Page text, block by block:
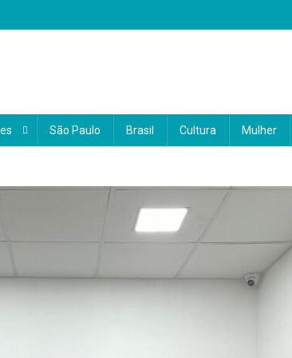
da nossa comunidade. Nosso compromisso é
São Paulo Brasil Cultura Mulher